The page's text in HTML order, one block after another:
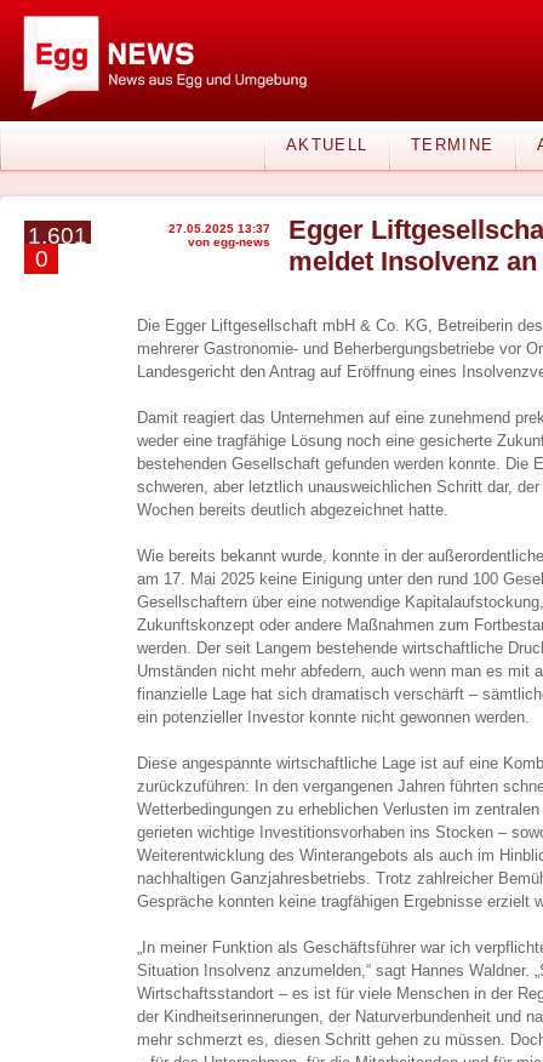
AKTUELL TERMINE
1.601
0
27.05.2025 13:37
von egg-news
Egger
meldet Insolvenz an
Die Egger Liftgesellschaft mbH & Co. KG, Betreiberin
mehrerer Gastronomie- und Beherbergungsbetriebe vor
Landesgericht den Antrag auf Eröffnung eines
Damit reagiert das Unternehmen auf eine zunehmend
weder eine tragfähige Lösung noch eine gesicherte
bestehenden Gesellschaft gefunden werden konnte. Die
schweren, aber letztlich unausweichlichen Schritt dar,
Wochen bereits deutlich abgezeichnet hatte.
Wie bereits bekannt wurde, konnte in der
am 17. Mai 2025 keine Einigung unter den rund 100
Gesellschaftern über eine notwendige
Zukunftskonzept oder andere Maßnahmen zum
werden. Der seit Langem bestehende wirtschaftliche
Umständen nicht mehr abfedern, auch wenn man es mit
finanzielle Lage hat sich dramatisch verschärft –
ein potenzieller Investor konnte nicht gewonnen werden.
Diese angespannte wirtschaftliche Lage ist auf eine
zurückzuführen: In den vergangenen Jahren führten
Wetterbedingungen zu erheblichen Verlusten im
gerieten wichtige Investitionsvorhaben ins Stocken –
Weiterentwicklung des Winterangebots als auch im
nachhaltigen Ganzjahresbetriebs. Trotz zahlreicher
Gespräche konnten keine tragfähigen Ergebnisse erzielt
„In meiner Funktion als Geschäftsführer war ich
Situation Insolvenz anzumelden,“ sagt Hannes Waldner.
Wirtschaftsstandort – es ist für viele Menschen in der
der Kindheitserinnerungen, der Naturverbundenheit und
mehr schmerzt es, diesen Schritt gehen zu müssen.